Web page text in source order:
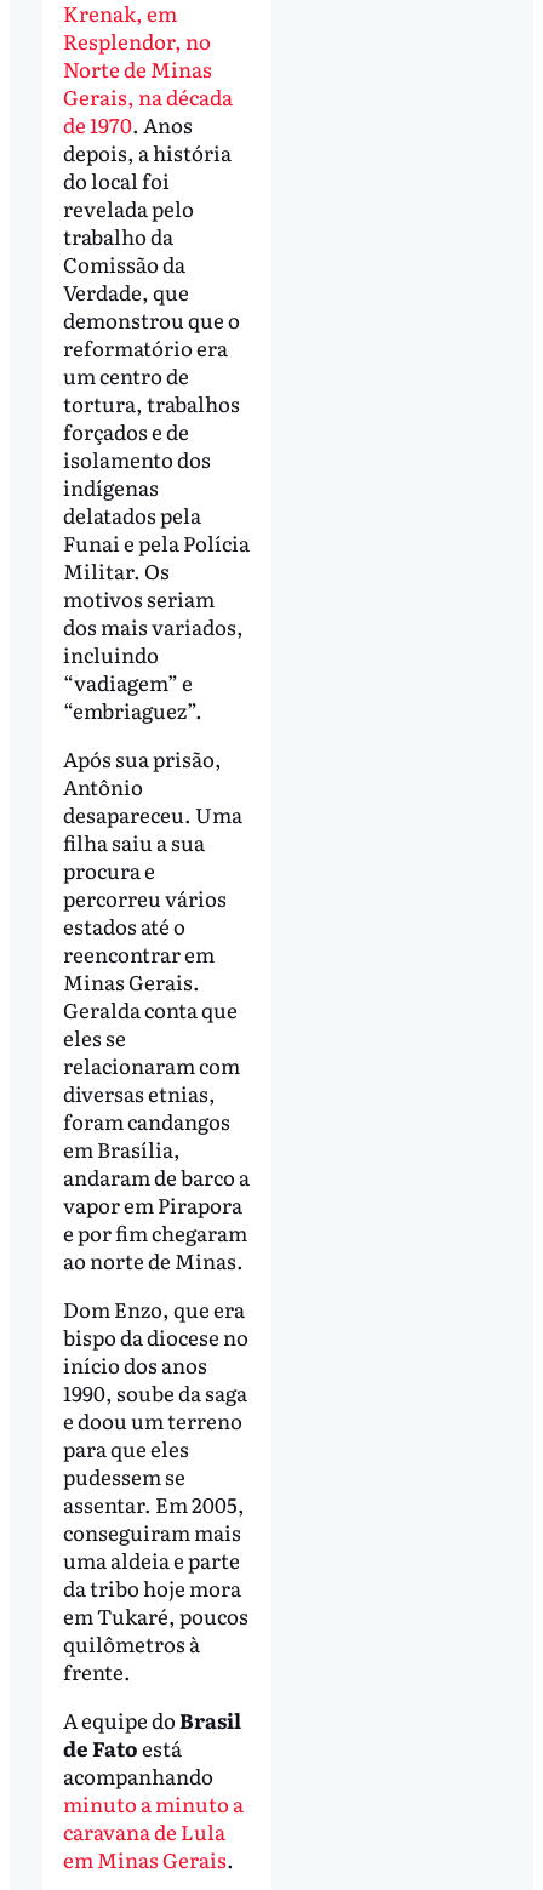
Krenak, em
Resplendor, no
Norte de Minas
Gerais, na década
de 1970. Anos
depois, a história
do local foi
revelada pelo
trabalho da
Comissão da
Verdade, que
demonstrou que o
reformatório era
um centro de
tortura, trabalhos
forçados e de
isolamento dos
indígenas
delatados pela
Funai e pela Polícia
Militar. Os
motivos seriam
dos mais variados,
incluindo
“vadiagem” e
“embriaguez”.
Após sua prisão,
Antônio
desapareceu. Uma
filha saiu a sua
procura e
percorreu vários
estados até o
reencontrar em
Minas Gerais.
Geralda conta que
eles se
relacionaram com
diversas etnias,
foram candangos
em Brasília,
andaram de barco a
vapor em Pirapora
e por fim chegaram
ao norte de Minas.
Dom Enzo, que era
bispo da diocese no
início dos anos
1990, soube da saga
e doou um terreno
para que eles
pudessem se
assentar. Em 2005,
conseguiram mais
uma aldeia e parte
da tribo hoje mora
em Tukaré, poucos
quilômetros à
frente.
A equipe doBrasil
de Fatoestá
acompanhando
minuto a minuto a
caravana de Lula
em Minas Gerais.